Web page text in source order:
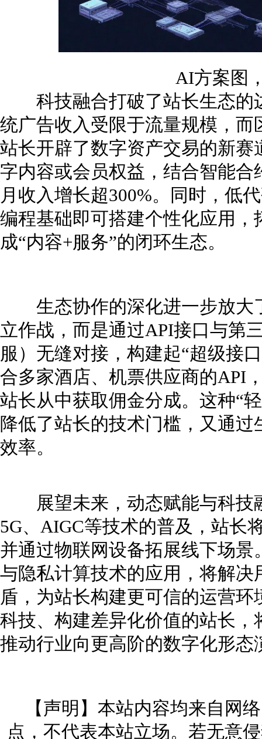
AI方案图
科技融合打破了站长生态的
统广告收入受限于流量规模，
站长开辟了数字资产交易的新
字内容或会员权益，结合智能
月收入增长超300%。同时，低
编程基础即可搭建个性化应用
成“内容+服务”的闭环生态。
生态协作的深化进一步放大
立作战，而是通过API接口与第
服）无缝对接，构建起“超级接
合多家酒店、机票供应商的API
站长从中获取佣金分成。这种“
降低了站长的技术门槛，又通
效率。
展望未来，动态赋能与科技
5G、AIGC等技术的普及，站长
并通过物联网设备拓展线下场
与隐私计算技术的应用，将解
盾，为站长构建更可信的运营
科技、构建差异化价值的站长
推动行业向更高阶的数字化形态
【声明】本站内容均来自网
点，不代表本站立场。若无意